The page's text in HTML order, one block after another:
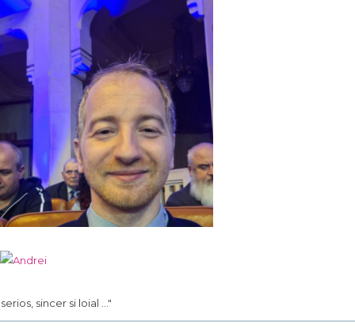
serios, sincer si loial ..."